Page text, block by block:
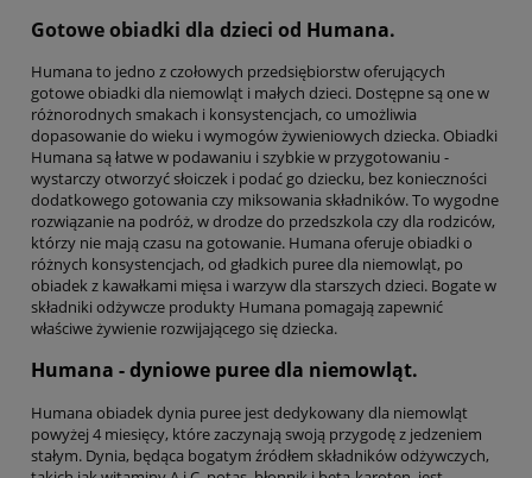
Gotowe obiadki dla dzieci od Humana.
Humana to jedno z czołowych przedsiębiorstw oferujących
gotowe obiadki dla niemowląt i małych dzieci. Dostępne są one w
różnorodnych smakach i konsystencjach, co umożliwia
dopasowanie do wieku i wymogów żywieniowych dziecka. Obiadki
Humana są łatwe w podawaniu i szybkie w przygotowaniu -
wystarczy otworzyć słoiczek i podać go dziecku, bez konieczności
dodatkowego gotowania czy miksowania składników. To wygodne
rozwiązanie na podróż, w drodze do przedszkola czy dla rodziców,
którzy nie mają czasu na gotowanie. Humana oferuje obiadki o
różnych konsystencjach, od gładkich puree dla niemowląt, po
obiadek z kawałkami mięsa i warzyw dla starszych dzieci. Bogate w
składniki odżywcze produkty Humana pomagają zapewnić
właściwe żywienie rozwijającego się dziecka.
Humana - dyniowe puree dla niemowląt.
Humana obiadek dynia puree jest dedykowany dla niemowląt
powyżej 4 miesięcy, które zaczynają swoją przygodę z jedzeniem
stałym. Dynia, będąca bogatym źródłem składników odżywczych,